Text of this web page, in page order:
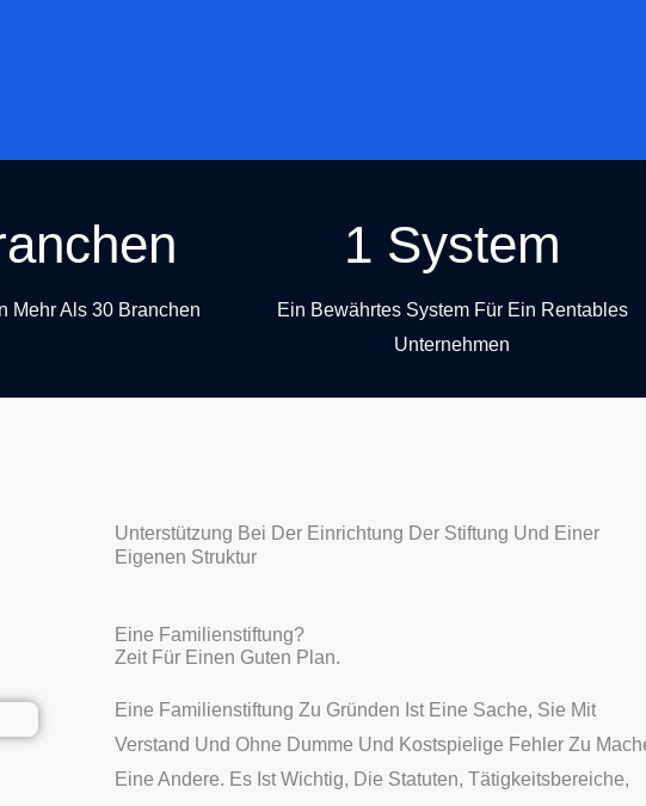
Mehr Als 30 Branchen
1 System
Ein Bewährtes System Für Ein Rentables
Unternehmen
Unterstützung Bei Der Einrichtung Der Stiftung Und Einer
Eigenen Struktur
Eine Familienstiftung?
Zeit Für Einen Guten Plan.
Eine Familienstiftung Zu Gründen Ist Eine Sache, Sie Mit
Verstand Und Ohne Dumme Und Kostspielige Fehler Zu
Eine Andere. Es Ist Wichtig, Die Statuten, Tätigkeitsbereiche,